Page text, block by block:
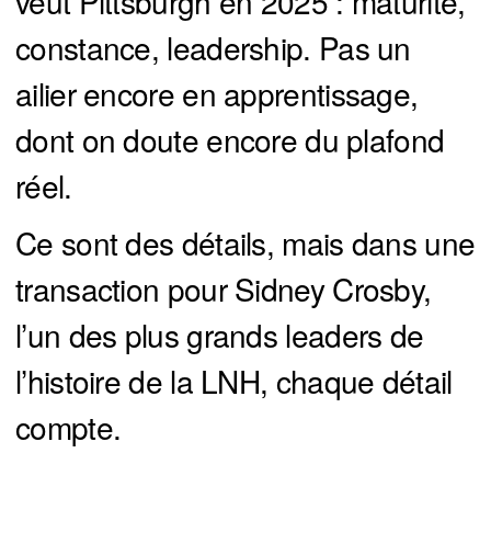
constance, leadership. Pas un
ailier encore en apprentissage,
dont on doute encore du plafond
réel.
Ce sont des détails, mais dans une
transaction pour Sidney Crosby,
l’un des plus grands leaders de
l’histoire de la LNH, chaque détail
compte.